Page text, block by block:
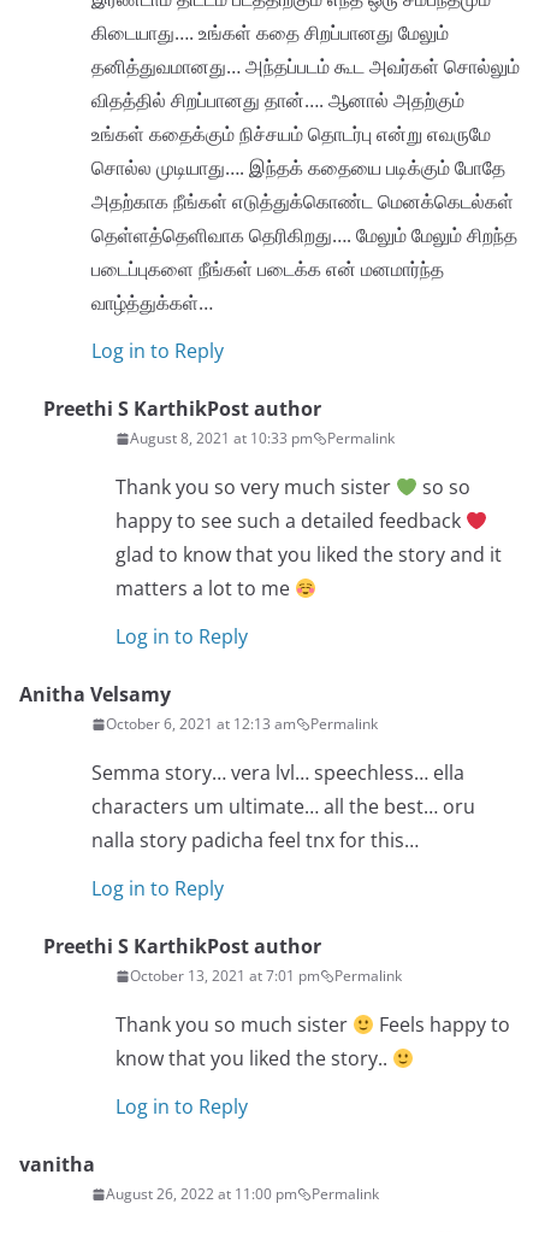
கிடையாது…. உங்கள் கதை சிறப்பானது மேலும்
தனித்துவமானது… அந்தப்படம் கூட அவர்கள் சொல்லும்
விதத்தில் சிறப்பானது தான்…. ஆனால் அதற்கும்
உங்கள் கதைக்கும் நிச்சயம் தொடர்பு என்று எவருமே
சொல்ல முடியாது…. இந்தக் கதையை படிக்கும் போதே
அதற்காக நீங்கள் எடுத்துக்கொண்ட மெனக்கெடல்கள்
தெள்ளத்தெளிவாக தெரிகிறது…. மேலும் மேலும் சிறந்த
படைப்புகளை நீங்கள் படைக்க என் மனமார்ந்த
வாழ்த்துக்கள்…
Log in to Reply
Preethi S KarthikPost author
August 8, 2021 at 10:33 pm Permalink
Thank you so very much sister
so so
happy to see such a detailed feedback
glad to know that you liked the story and it
matters a lot to me
Log in to Reply
Anitha Velsamy
October 6, 2021 at 12:13 am Permalink
Semma story… vera lvl… speechless… ella
characters um ultimate… all the best… oru
nalla story padicha feel tnx for this…
Log in to Reply
Preethi S KarthikPost author
October 13, 2021 at 7:01 pm Permalink
Thank you so much sister
Feels happy to
know that you liked the story..
Log in to Reply
vanitha
August 26, 2022 at 11:00 pm Permalink